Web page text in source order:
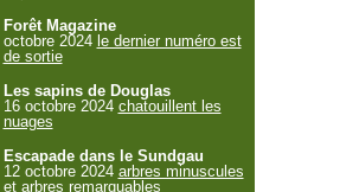
Forêt Magazine
octobre 2024 le dernier numéro est
de sortie
Les sapins de Douglas
16 octobre 2024 chatouillent les
nuages
Escapade dans le Sundgau
12 octobre 2024 arbres minuscules
et arbres remarquables